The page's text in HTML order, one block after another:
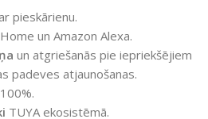
pieskārienu.
un Amazon Alexa.
un atgriešanās pie iepriekšējiem
padeves atjaunošanas.
TUYA ekosistēmā.